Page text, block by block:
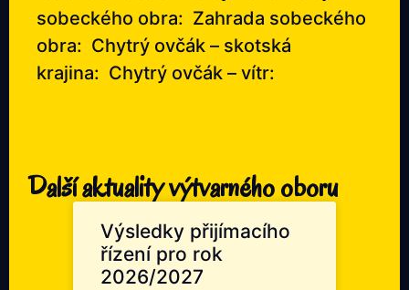
sobeckého obra: Zahrada sobeckého
obra: Chytrý ovčák – skotská
krajina: Chytrý ovčák – vítr:
Další aktuality výtvarného oboru
Výsledky přijímacího
řízení pro rok
2026/2027